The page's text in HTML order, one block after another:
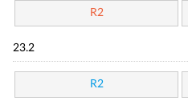
R2
23.2
R2